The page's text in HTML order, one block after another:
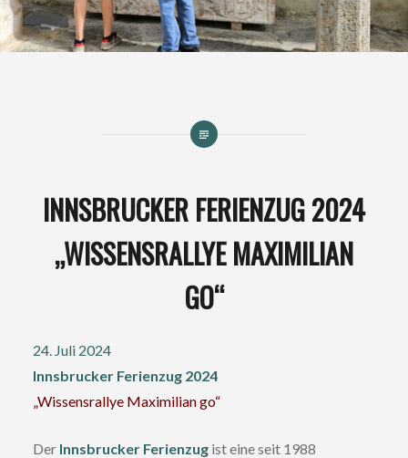
INNSBRUCKER FERIENZUG 2024
„WISSENSRALLYE MAXIMILIAN
GO“
24. Juli 2024
Innsbrucker Ferienzug 2024
„Wissensrallye Maximilian go“
Der Innsbrucker Ferienzugist eine seit 1988